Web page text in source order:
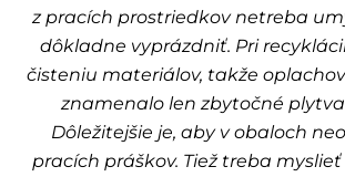
z pracích prostriedkov netreba
dôkladne vyprázdniť. Pri
čisteniu materiálov, takže
znamenalo len zbytočné
Dôležitejšie je, aby v obaloch
pracích práškov. Tiež treba